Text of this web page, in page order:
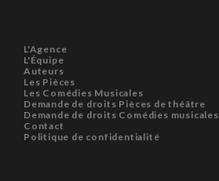
L'Agence
L'Équipe
Auteurs
Les Pièces
Les Comédies Musicales
Demande de droits Pièces de théâtre
Demande de droits Comédies musicales
Contact
Politique de confidentialité